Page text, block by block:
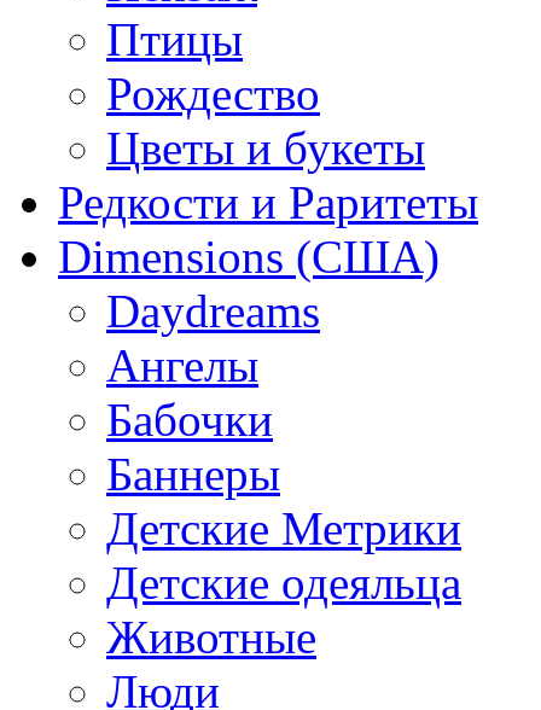
Птицы
Рождество
Цветы и букеты
Редкости и Раритеты
Dimensions (США)
Daydreams
Ангелы
Бабочки
Баннеры
Детские Метрики
Детские одеяльца
Животные
Люди